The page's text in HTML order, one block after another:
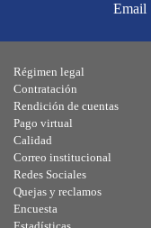
Email
Régimen legal
Contratación
Rendición de cuentas
Pago virtual
Calidad
Correo institucional
Redes Sociales
Quejas y reclamos
Encuesta